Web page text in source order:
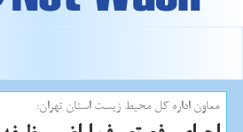
معاون اداره كل محیط زیست استان تهران: